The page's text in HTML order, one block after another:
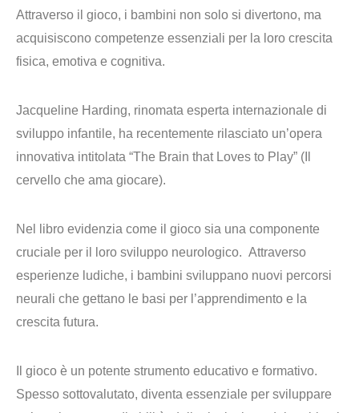
Attraverso il gioco, i bambini non solo si divertono, ma
acquisiscono competenze essenziali per la loro crescita
fisica, emotiva e cognitiva.
Jacqueline Harding, rinomata esperta internazionale di
sviluppo infantile, ha recentemente rilasciato un’opera
innovativa intitolata “The Brain that Loves to Play” (Il
cervello che ama giocare).
Nel libro evidenzia come il gioco sia una componente
cruciale per il loro sviluppo neurologico. Attraverso
esperienze ludiche, i bambini sviluppano nuovi percorsi
neurali che gettano le basi per l’apprendimento e la
crescita futura.
Il gioco è un potente strumento educativo e formativo.
Spesso sottovalutato, diventa essenziale per sviluppare